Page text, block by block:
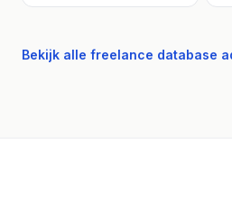
Bekijk alle freelance database